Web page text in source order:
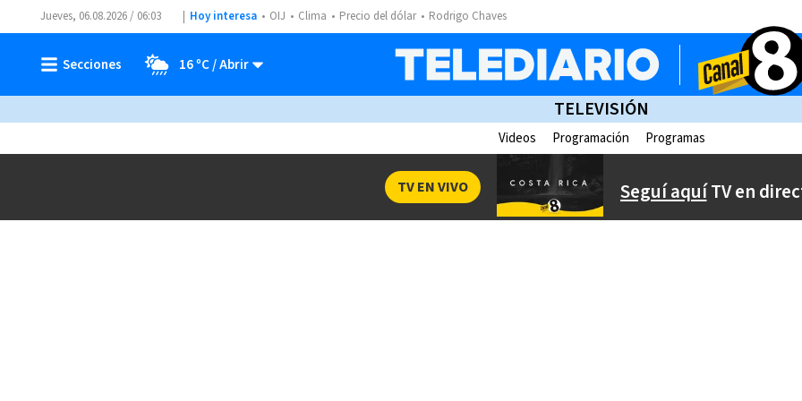
Jueves, 06.08.2026 / 06:03 Hoy interesa OIJ Clima Precio del dólar Rodrigo Chaves
16 ºC
TELEVISIÓN
Videos Programación Programas
Seguí aquíTV en
TV EN VIVO